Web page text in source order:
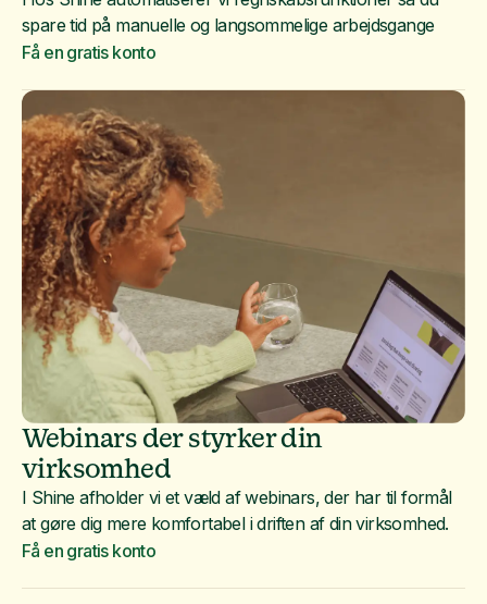
spare tid på manuelle og langsommelige arbejdsgange
Få en gratis konto
Webinars der styrker din
virksomhed
I Shine afholder vi et væld af webinars, der har til formål
at gøre dig mere komfortabel i driften af din virksomhed.
Få en gratis konto